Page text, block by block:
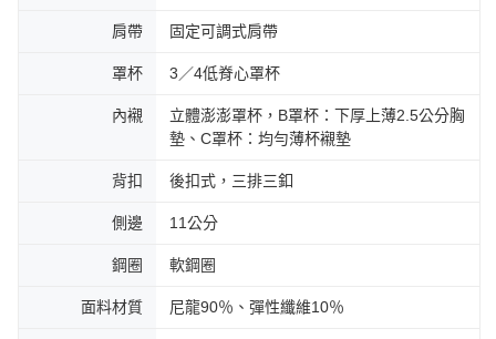
肩帶 固定可調式肩帶
罩杯 3／4低脊心罩杯
內襯
立體澎澎罩杯，B罩杯：下厚上薄2.5公分胸
墊、C罩杯：均勻薄杯襯墊
背扣 後扣式，三排三釦
側邊 11公分
鋼圈 軟鋼圈
面料材質 尼龍90％、彈性纖維10％